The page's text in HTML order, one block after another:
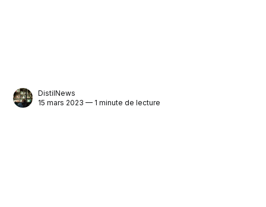
DistilNews
15 mars 2023 — 1 minute de lecture